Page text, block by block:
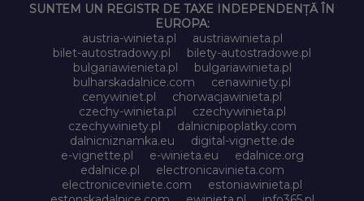
SUNTEM UN REGISTR DE TAXE INDEPENDENȚĂ ÎN
EUROPA:
austria-winieta.pl
austriawinieta.pl
bilet-autostradowy.pl
bilety-autostradowe.pl
bulgariawienieta.pl
bulgariawinieta.pl
bulharskadalnice.com
cenawiniety.pl
cenywiniet.pl
chorwacjawinieta.pl
czechy-winieta.pl
czechywinieta.pl
czechywiniety.pl
dalnicnipoplatky.com
dalnicniznamka.eu
digital-vignette.de
e-vignette.pl
e-winieta.eu
edalnice.org
edalnice.pl
electronicavinieta.com
electroniceviniete.com
estoniawinieta.pl